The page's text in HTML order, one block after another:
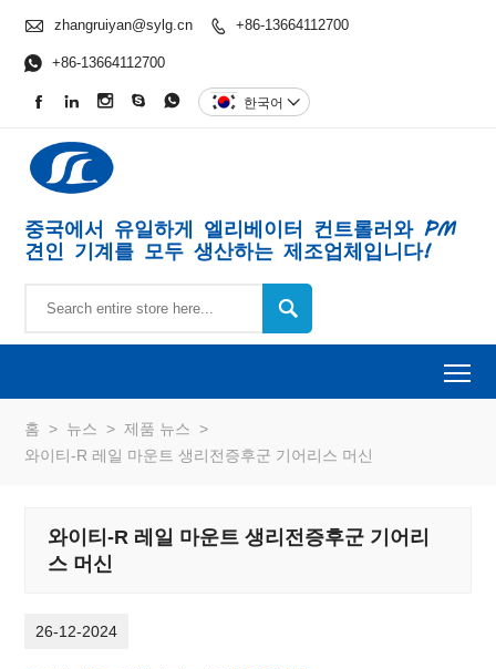
 zhangruiyan@sylg.cn  +86-13664112700
 +86-13664112700
     한국어 
중국에서 유일하게 엘리베이터 컨트롤러와 PM
견인 기계를 모두 생산하는 제조업체입니다!

홈 > 뉴스 > 제품 뉴스 >
와이티-R 레일 마운트 생리전증후군 기어리스 머신
와이티-R 레일 마운트 생리전증후군 기어리
스 머신
26-12-2024